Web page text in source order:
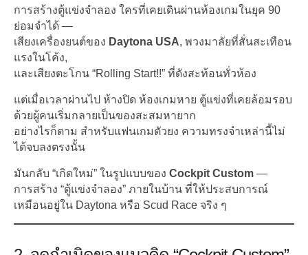
การสร้างตู้แข่งจำลอง ใครที่เคยเดินผ่านห้องเกมในยุค 90
ย่อมจำได้ —
เสียงเครื่องยนต์ของ Daytona USA, พวงมาลัยที่สั่นสะเทือน
แรงในโค้ง,
และเสียงตะโกน “Rolling Start!!” ที่ดังสะท้อนทั่วห้อง
แต่เมื่อเวลาผ่านไป ห้างปิด ห้องเกมหาย ตู้แข่งที่เคยล้อมรอบ
ด้วยผู้คนเริ่มกลายเป็นของสะสมหายาก
อย่างไรก็ตาม สำหรับแฟนเกมตัวยง ความทรงจำเหล่านี้ไม่
ได้จบลงตรงนั้น
มันกลับ “เกิดใหม่” ในรูปแบบของ Cockpit Custom —
การสร้าง “ตู้แข่งจำลอง” ภายในบ้าน ที่ให้ประสบการณ์
เหมือนอยู่ใน Daytona หรือ Scud Race จริง ๆ